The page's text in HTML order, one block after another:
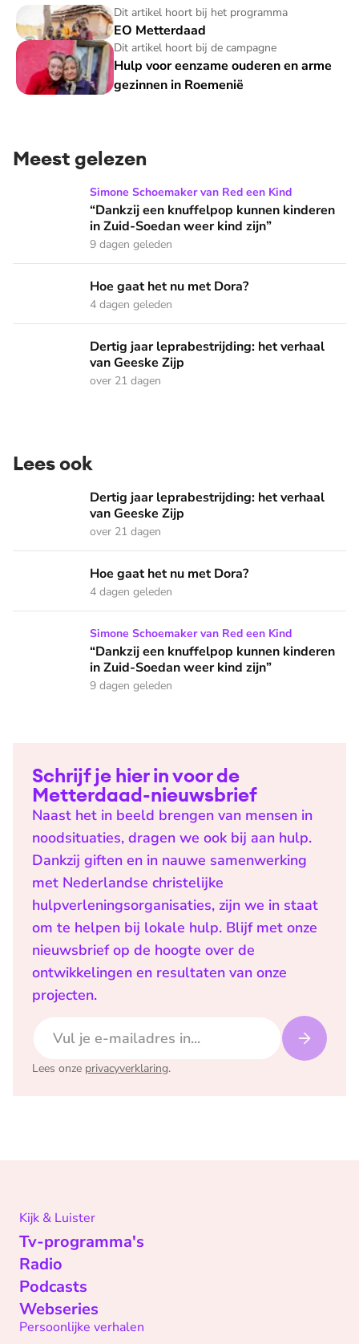
Dit artikel hoort bij het programma
EO Metterdaad
EO Metterdaad
Dit artikel hoort bij de campagne
Hulp voor eenzame ouderen en arme
gezinnen in Roemenië
Hulp voor eenzame ouderen en arme gezinnen in
Meest gelezen
“Dankzij een knuffelpop kunnen kinderen in Zuid-Soedan
Simone Schoemaker van Red een Kind
“Dankzij een knuffelpop kunnen kinderen
in Zuid-Soedan weer kind zijn”
9 dagen geleden
Hoe gaat het nu met Dora?
Hoe gaat het nu met Dora?
4 dagen geleden
Dertig jaar leprabestrijding: het verhaal van Geeske Zijp
Dertig jaar leprabestrijding: het verhaal
van Geeske Zijp
over 21 dagen
Lees ook
Dertig jaar leprabestrijding: het verhaal van Geeske Zijp
Dertig jaar leprabestrijding: het verhaal
van Geeske Zijp
over 21 dagen
Hoe gaat het nu met Dora?
Hoe gaat het nu met Dora?
4 dagen geleden
“Dankzij een knuffelpop kunnen kinderen in Zuid-Soedan
Simone Schoemaker van Red een Kind
“Dankzij een knuffelpop kunnen kinderen
in Zuid-Soedan weer kind zijn”
9 dagen geleden
Schrijf je hier in voor de
Metterdaad-nieuwsbrief
Naast het in beeld brengen van mensen in
noodsituaties, dragen we ook bij aan hulp.
Dankzij giften en in nauwe samenwerking
met Nederlandse christelijke
hulpverleningsorganisaties, zijn we in staat
om te helpen bij lokale hulp. Blijf met onze
nieuwsbrief op de hoogte over de
ontwikkelingen en resultaten van onze
projecten.
Lees onze privacyverklaring.
Kijk & Luister
Tv-programma's
Radio
Podcasts
Webseries
Persoonlijke verhalen